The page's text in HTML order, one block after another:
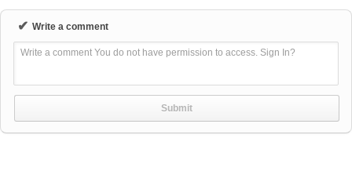
✔ Write a comment
Write a comment You do not have permission to access. Sign In?